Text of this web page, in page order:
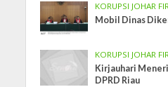
KORUPSI JOHAR
Mobil Dinas
KORUPSI JOHAR
Kirjauhari
DPRD Riau